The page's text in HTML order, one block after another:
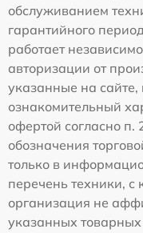
обслуживанием
гарантийного
работает
авторизации от
указанные на сайте,
ознакомительный
офертой согласно
обозначения
только в
перечень техники,
организация не
указанных товарных